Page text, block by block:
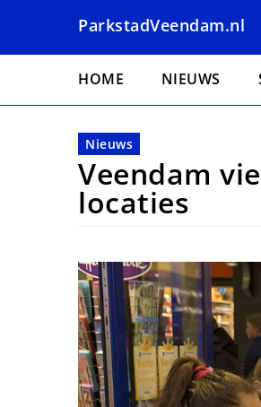
naar
ParkstadVeendam.nl
Hoofdnavigatie
HOME NIEUWS
Nieuws
Veendam
locaties